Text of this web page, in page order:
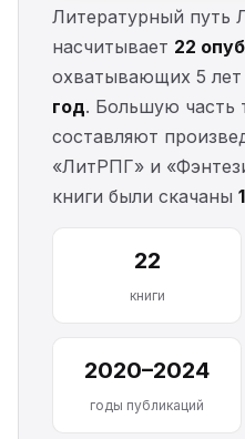
Литературный путь
насчитывает 22
охватывающих 5
год. Большую часть
составляют
«ЛитРПГ» и
книги были скачаны
22
книги
2020–2024
годы публикаций